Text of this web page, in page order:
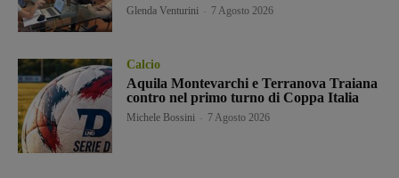
Glenda Venturini 7 Agosto 2026
Calcio
Aquila Montevarchi e Terranova Traiana
contro nel primo turno di Coppa Italia
Michele Bossini 7 Agosto 2026